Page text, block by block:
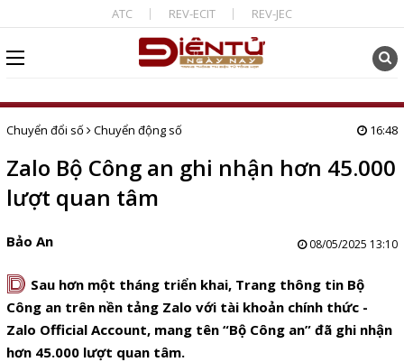
ATC REV-ECIT REV-JEC
Chuyển đổi số Chuyển động số 16:48
Zalo Bộ Công an ghi nhận hơn 45.000
lượt quan tâm
Bảo An 08/05/2025 13:10
D Sau hơn một tháng triển khai, Trang thông tin Bộ
Công an trên nền tảng Zalo với tài khoản chính thức -
Zalo Official Account, mang tên “Bộ Công an” đã ghi nhận
hơn 45.000 lượt quan tâm.